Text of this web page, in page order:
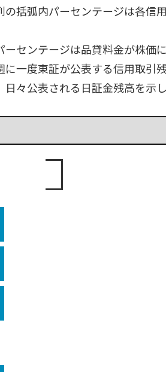
の括弧内パーセンテージは各信
ーセンテージは品貸料金が株価
に一度東証が公表する信用取引
日々公表される日証金残高を示